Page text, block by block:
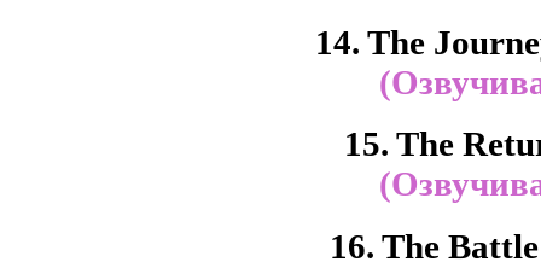
14. The
15. The
16. The